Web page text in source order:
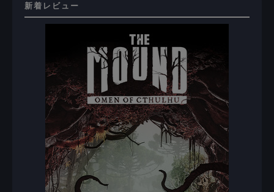
新着レビュー